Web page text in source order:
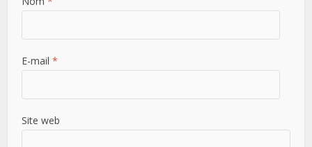
E-mail*
Site web